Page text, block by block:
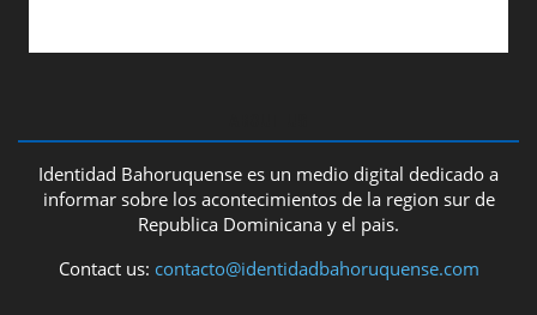
Identidad Bahoruquense es un medio digital dedicado a
informar sobre los acontecimientos de la region sur de
Republica Dominicana y el pais.
Contact us: contacto@identidadbahoruquense.com